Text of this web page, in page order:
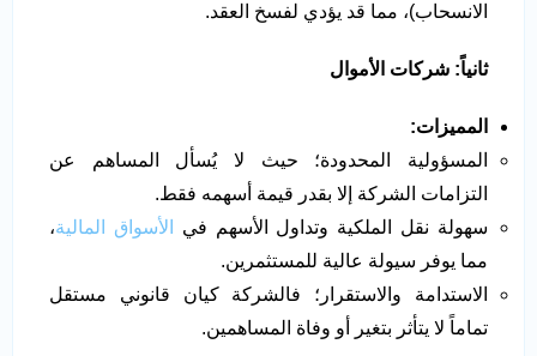
الانسحاب)، مما قد يؤدي لفسخ العقد.
ثانياً: شركات الأموال
المميزات:
المسؤولية المحدودة؛ حيث لا يُسأل المساهم عن
التزامات الشركة إلا بقدر قيمة أسهمه فقط.
سهولة نقل الملكية وتداول الأسهم في
الأسواق المالية،
مما يوفر سيولة عالية للمستثمرين.
الاستدامة والاستقرار؛ فالشركة كيان قانوني مستقل
تماماً لا يتأثر بتغير أو وفاة المساهمين.